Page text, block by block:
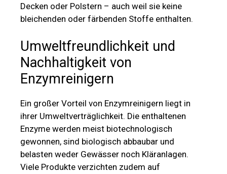
Decken oder Polstern – auch weil sie keine
bleichenden oder färbenden Stoffe enthalten.
Umweltfreundlichkeit und
Nachhaltigkeit von
Enzymreinigern
Ein großer Vorteil von Enzymreinigern liegt in
ihrer Umweltverträglichkeit. Die enthaltenen
Enzyme werden meist biotechnologisch
gewonnen, sind biologisch abbaubar und
belasten weder Gewässer noch Kläranlagen.
Viele Produkte verzichten zudem auf